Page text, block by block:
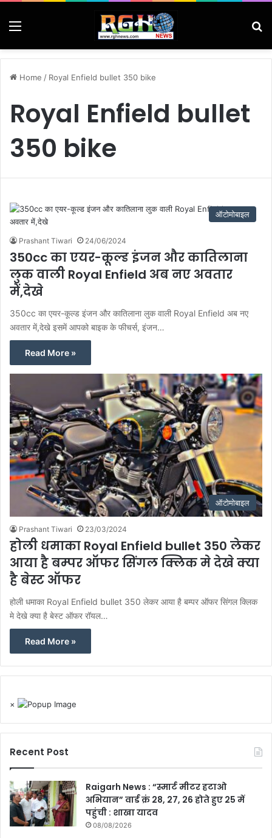
Menu
Home / Royal Enfield bullet 350 bike
Royal Enfield bullet
350 bike
ऑटोमोबाइल
Prashant Tiwari 24/06/2024
350cc का एयर-कूल्ड इंजन और कातिलाना
लुक वाली Royal Enfield अब नए अवतार
में,देखे
350cc का एयर-कूल्ड इंजन और कातिलाना लुक वाली Royal Enfield अब नए
अवतार में,देखे इसमें आपको बाइक के फीचर्स, इंजन…
Read More »
ऑटोमोबाइल
Prashant Tiwari 23/03/2024
होली धमाका Royal Enfield bullet 350 लेकर
आया है बम्पर ऑफर सिंगल क्लिक मे देखे क्या
है बेस्ट ऑफर
होली धमाका Royal Enfield bullet 350 लेकर आया है बम्पर ऑफर सिंगल क्लिक
मे देखे क्या है बेस्ट ऑफर रॉयल…
Read More »
×
Recent Post
Raigarh News : “स्मार्ट मीटर हटाओ
अभियान” वार्ड क्रं 28, 27, 26 होते हुए 25 में
पहुंची : शाखा यादव
08/08/2026